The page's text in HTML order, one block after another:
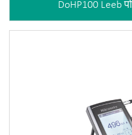
DoHP100 Leeb